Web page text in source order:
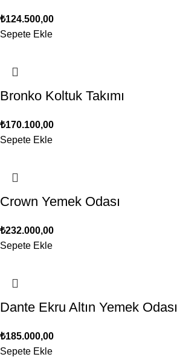
₺124.500,00
Sepete Ekle
Bronko Koltuk Takımı
₺170.100,00
Sepete Ekle
Crown Yemek Odası
₺232.000,00
Sepete Ekle
Dante Ekru Altın Yemek Odası
₺185.000,00
Sepete Ekle